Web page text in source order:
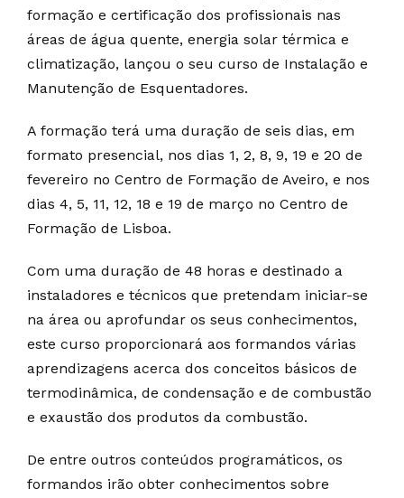
formação e certificação dos profissionais nas
áreas de água quente, energia solar térmica e
climatização, lançou o seu curso de Instalação e
Manutenção de Esquentadores.
A formação terá uma duração de seis dias, em
formato presencial, nos dias 1, 2, 8, 9, 19 e 20 de
fevereiro no Centro de Formação de Aveiro, e nos
dias 4, 5, 11, 12, 18 e 19 de março no Centro de
Formação de Lisboa.
Com uma duração de 48 horas e destinado a
instaladores e técnicos que pretendam iniciar-se
na área ou aprofundar os seus conhecimentos,
este curso proporcionará aos formandos várias
aprendizagens acerca dos conceitos básicos de
termodinâmica, de condensação e de combustão
e exaustão dos produtos da combustão.
De entre outros conteúdos programáticos, os
formandos irão obter conhecimentos sobre